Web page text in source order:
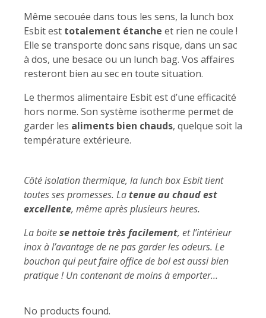
Même secouée dans tous les sens, la lunch box
Esbit est totalement étanche et rien ne coule !
Elle se transporte donc sans risque, dans un sac
à dos, une besace ou un lunch bag. Vos affaires
resteront bien au sec en toute situation.
Le thermos alimentaire Esbit est d’une efficacité
hors norme. Son système isotherme permet de
garder les aliments bien chauds, quelque soit la
température extérieure.
Côté isolation thermique, la lunch box Esbit tient
toutes ses promesses. Latenue au chaud est
excellente, même après plusieurs heures.
La boitese nettoie très facilement, et l’intérieur
inox à l’avantage de ne pas garder les odeurs. Le
bouchon qui peut faire office de bol est aussi bien
pratique ! Un contenant de moins à emporter…
No products found.